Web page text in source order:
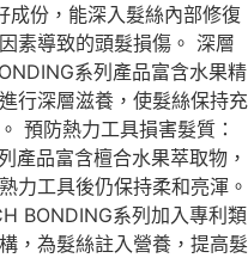
成份，能深入髮絲內部修復
素導致的頭髮損傷。 深層
系列產品富含水果精
行深層滋養，使髮絲保持充
預防熱力工具損害髮質：
產品富含檀合水果萃取物，
力工具後仍保持柔和亮渾。
BONDING系列加入專利類
，為髮絲註入營養，提高髮